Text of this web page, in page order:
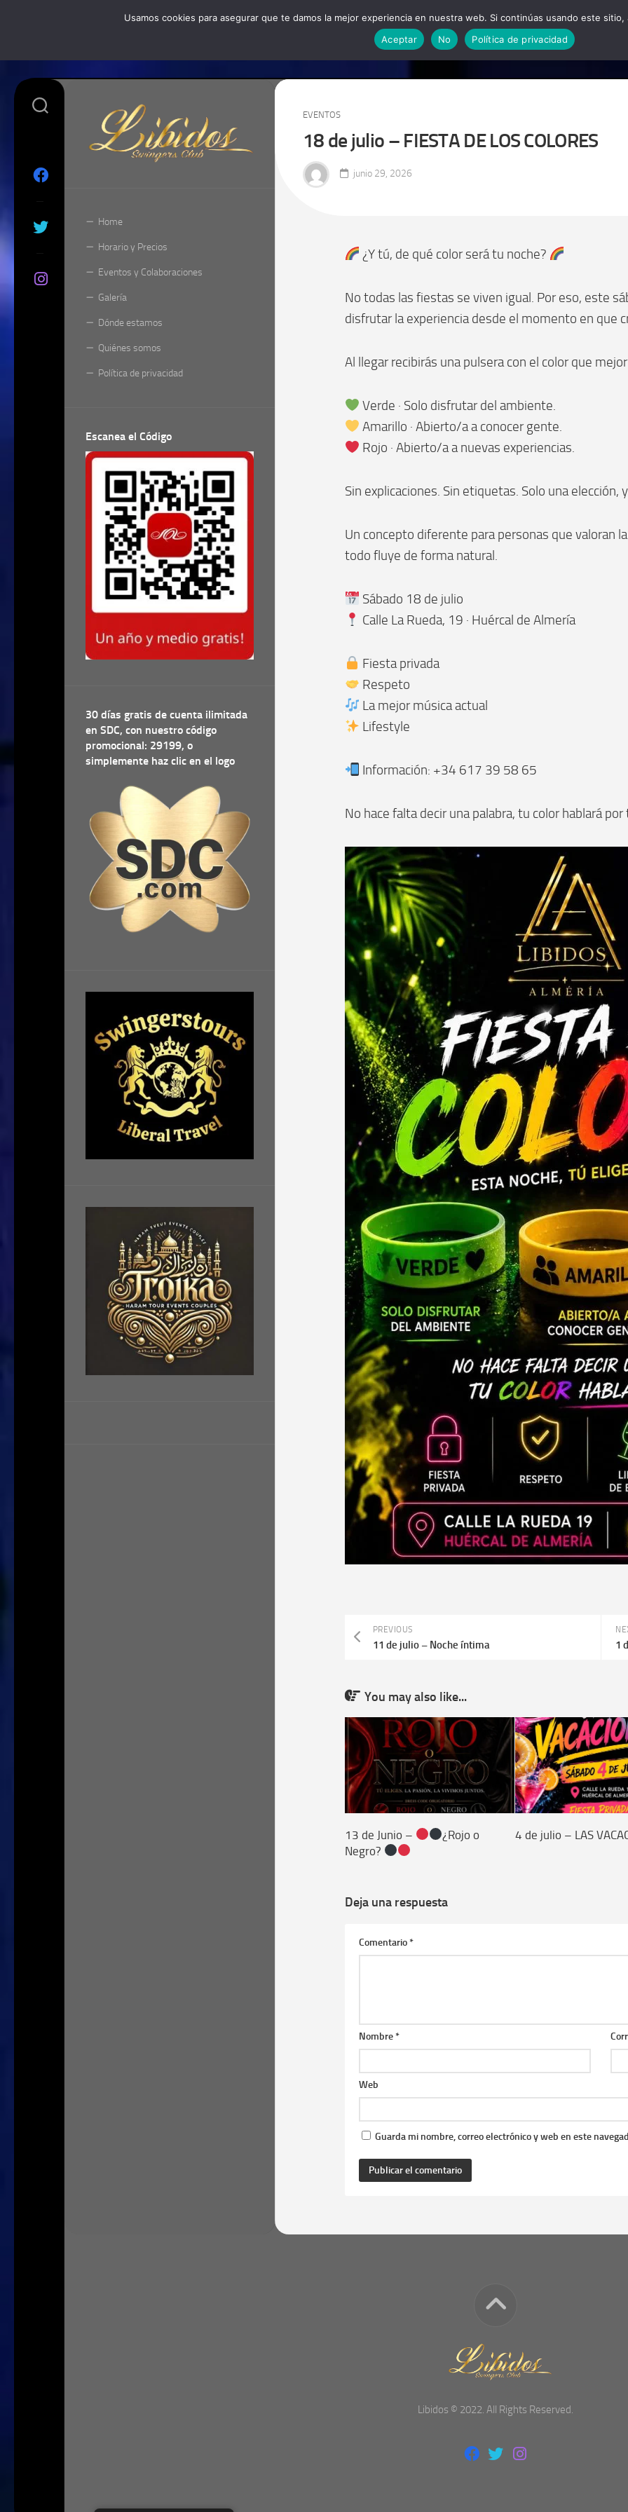
HORARIO Y PRECIOS EVENTOS Y COLABORACIONES GALERÍA
EVENTOS
18 de julio – FIESTA DE LOS COLORES
junio 29, 2026
¿Y tú, de qué color será tu noche?
No todas las fiestas se viven igual. Por eso, este
disfrutar la experiencia desde el momento en que
Al llegar recibirás una pulsera con el color que
Verde · Solo disfrutar del ambiente.
Amarillo · Abierto/a a conocer gente.
Rojo · Abierto/a a nuevas experiencias.
Sin explicaciones. Sin etiquetas. Solo una elección,
Un concepto diferente para personas que valoran
todo fluye de forma natural.
Sábado 18 de julio
Calle La Rueda, 19 · Huércal de Almería
Fiesta privada
Respeto
La mejor música actual
Lifestyle
Información: +34 617 39 58 65
No hace falta decir una palabra, tu color hablará
1
PREVIOUS
11 de julio – Noche íntima
You may also like...
13 de Junio –
¿Rojo o
Negro?
4 de julio – LAS
Deja una respuesta
Comentario*
Nombre*
Web
Guarda mi nombre, correo electrónico y web en este
Home
Horario y Precios
Eventos y Colaboraciones
Galería
Dónde estamos
Quiénes somos
Política de privacidad
Escanea el Código
30 días gratis de cuenta ilimitada
en SDC, con nuestro código
promocional: 29199, o
simplemente haz clic en el logo
Libidos © 2022. All Rights Reserved.
Usamos cookies para asegurar que te damos la mejor experiencia en nuestra web. Si continúas usando este
Aceptar
No Política de privacidad